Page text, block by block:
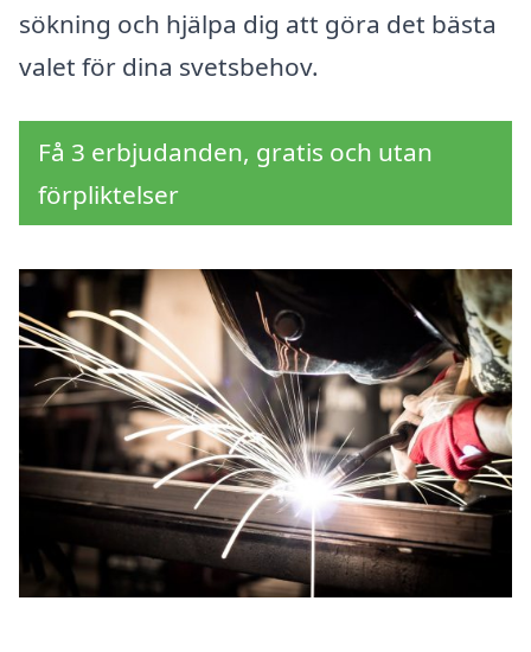
sökning och hjälpa dig att göra det bästa
valet för dina svetsbehov.
Få 3 erbjudanden, gratis och utan
förpliktelser